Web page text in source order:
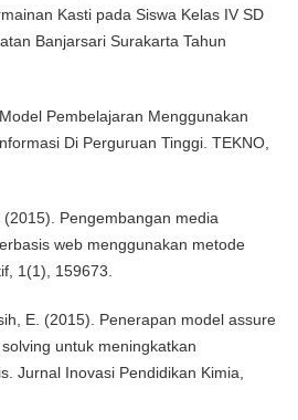
Kasti pada Siswa Kelas IV SD
Banjarsari Surakarta Tahun
Pembelajaran Menggunakan
Di Perguruan Tinggi. TEKNO,
(2015). Pengembangan media
web menggunakan metode
1(1), 159673.
E. (2015). Penerapan model assure
untuk meningkatkan
Jurnal Inovasi Pendidikan Kimia,